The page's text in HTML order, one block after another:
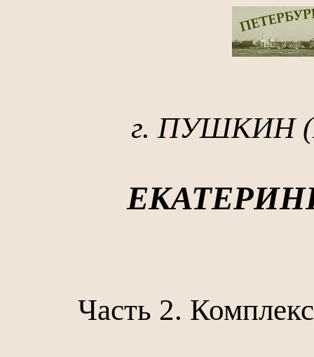
г. ПУШКИН
Часть 2.